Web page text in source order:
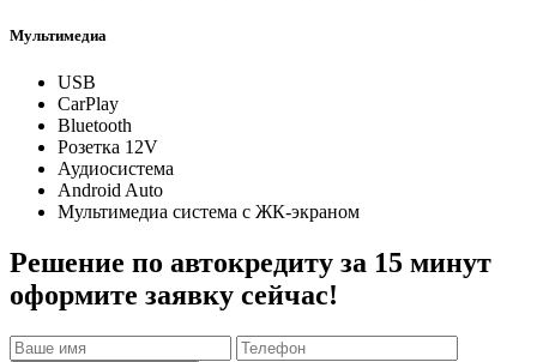
Мультимедиа
USB
CarPlay
Bluetooth
Розетка 12V
Аудиосистема
Android Auto
Мультимедиа система с ЖК-экраном
Решение по автокредиту за 15 минут
оформите заявку сейчас!